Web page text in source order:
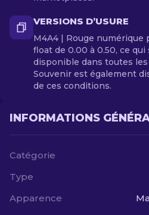
VERSIONS D’USURE
M4A4 | Rouge numérique
float de 0.00 à 0.50, ce
disponible dans toutes
Souvenir est également
de ces conditions.
INFORMATIONS
Catégorie
Type
Apparence